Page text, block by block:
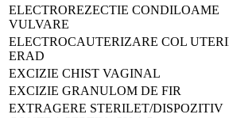
ELECTROREZECTIE CONDILOAME
VULVARE
ELECTROCAUTERIZARE COL
ERAD
EXCIZIE CHIST VAGINAL
EXCIZIE GRANULOM DE FIR
EXTRAGERE STERILET/DISPOZITIV